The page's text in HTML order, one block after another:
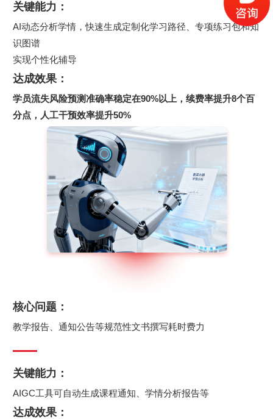
关键能力：
AI动态分析学情，快速生成定制化学习路径、专项练习包和知
识图谱
​​实现个性化辅导
达成效果：
学员流失风险预测准确率稳定在90%以上 ，续费率提升8个百
分点 ， 人工干预效率提升50%
核心问题：
教学报告、通知公告等规范性文书撰写耗时费力
关键能力：
AIGC工具可自动生成课程通知、学情分析报告等
达成效果：